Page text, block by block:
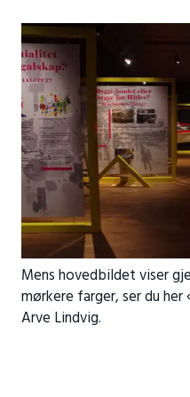
Mens hovedbildet viser
mørkere farger, ser du
Arve Lindvig.